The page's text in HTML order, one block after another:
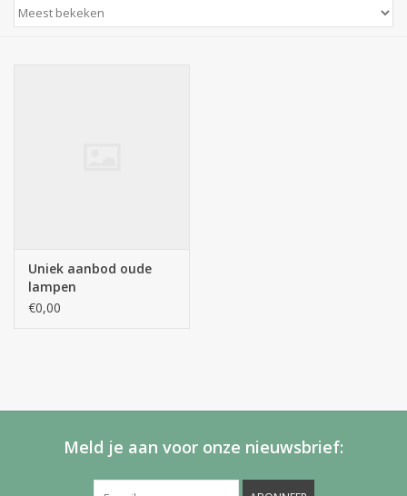
Uniek aanbod oude
lampen
€0,00
Meld je aan voor onze nieuwsbrief: